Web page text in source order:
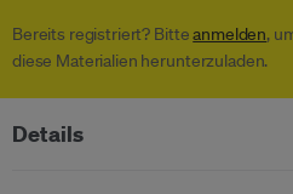
Bereits registriert? Bitteanmelden,
diese Materialien herunterzuladen.
Details